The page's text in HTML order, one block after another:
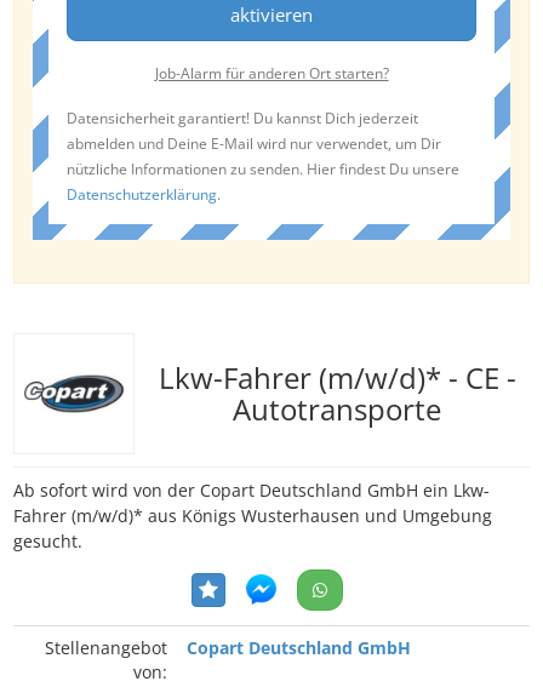
aktivieren
Job-Alarm für anderen Ort starten?
Datensicherheit garantiert! Du kannst Dich jederzeit
abmelden und Deine E-Mail wird nur verwendet, um Dir
nützliche Informationen zu senden. Hier findest Du unsere
Datenschutzerklärung.
Lkw-Fahrer (m/w/d)* - CE -
Autotransporte
Ab sofort wird von der Copart Deutschland GmbH ein Lkw-
Fahrer (m/w/d)* aus Königs Wusterhausen und Umgebung
gesucht.
Stellenangebot
von:
Copart Deutschland GmbH